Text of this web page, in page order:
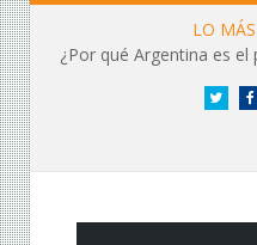
LO
¿Por qué Argentina es
Twitter